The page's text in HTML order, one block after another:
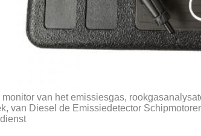
van het emissiesgas,
van Diesel de Emissiedetector